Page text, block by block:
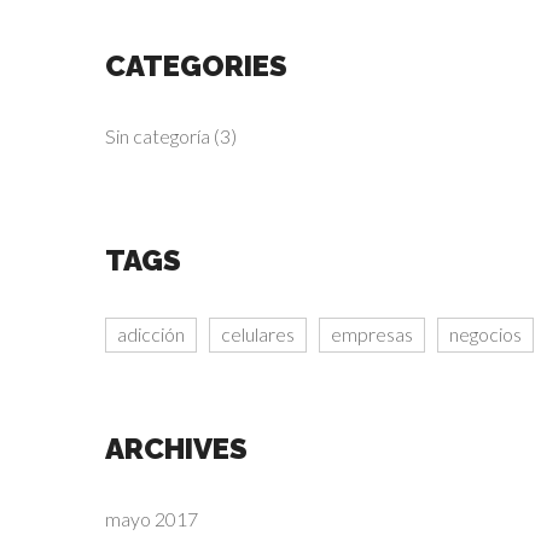
CATEGORIES
Sin categoría (3)
TAGS
adicción celulares empresas negocios
ARCHIVES
mayo 2017